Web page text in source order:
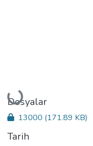
Yükleniyor...
Dosyalar
13000 (171.89 KB)
Tarih